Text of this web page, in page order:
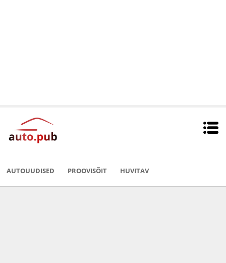
AUTOUUDISED PROOVISÕIT HUVITAV